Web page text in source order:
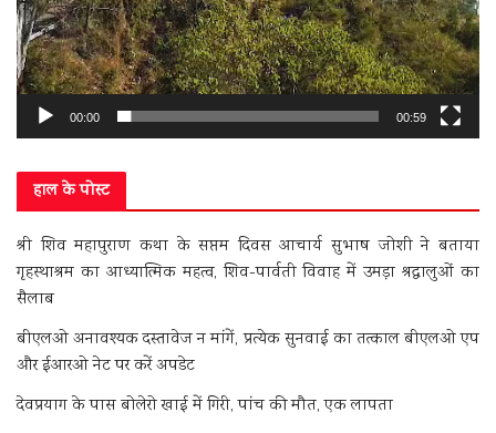
00:00 00:59
हाल के पोस्ट
श्री शिव महापुराण कथा के सप्तम दिवस आचार्य सुभाष जोशी ने बताया
गृहस्थाश्रम का आध्यात्मिक महत्व, शिव-पार्वती विवाह में उमड़ा श्रद्धालुओं का
सैलाब
बीएलओ अनावश्यक दस्तावेज न मांगें, प्रत्येक सुनवाई का तत्काल बीएलओ एप
और ईआरओ नेट पर करें अपडेट
देवप्रयाग के पास बोलेरो खाई में गिरी, पांच की मौत, एक लापता